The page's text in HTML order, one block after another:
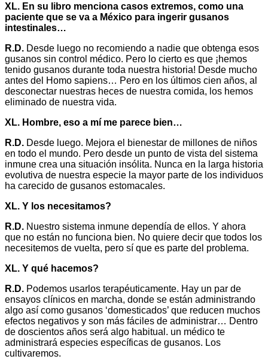
XL. En su libro menciona casos extremos, como una
paciente que se va a México para ingerir gusanos
intestinales…
R.D. Desde luego no recomiendo a nadie que obtenga esos
gusanos sin control médico. Pero lo cierto es que ¡hemos
tenido gusanos durante toda nuestra historia! Desde mucho
antes del Homo sapiens… Pero en los últimos cien años, al
desconectar nuestras heces de nuestra comida, los hemos
eliminado de nuestra vida.
XL. Hombre, eso a mí me parece bien…
R.D. Desde luego. Mejora el bienestar de millones de niños
en todo el mundo. Pero desde un punto de vista del sistema
inmune crea una situación insólita. Nunca en la larga historia
evolutiva de nuestra especie la mayor parte de los individuos
ha carecido de gusanos estomacales.
XL. Y los necesitamos?
R.D. Nuestro sistema inmune dependía de ellos. Y ahora
que no están no funciona bien. No quiere decir que todos los
necesitemos de vuelta, pero sí que es parte del problema.
XL. Y qué hacemos?
R.D. Podemos usarlos terapéuticamente. Hay un par de
ensayos clínicos en marcha, donde se están administrando
algo así como gusanos ‘domesticados’ que reducen muchos
efectos negativos y son más fáciles de administrar… Dentro
de doscientos años será algo habitual. un médico te
administrará especies específicas de gusanos. Los
cultivaremos.